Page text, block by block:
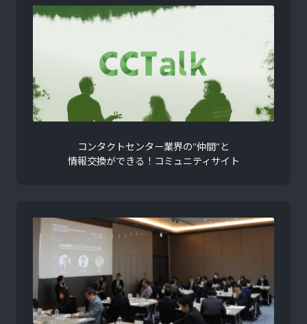
コンタクトセンター業界の"仲間"と
情報交換ができる！コミュニティサイト